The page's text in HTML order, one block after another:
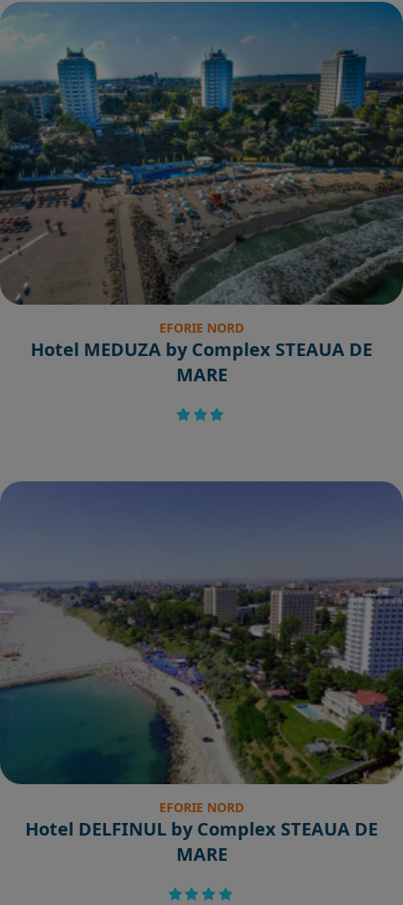
EFORIE NORD
Hotel MEDUZA by Complex STEAUA DE
MARE
EFORIE NORD
Hotel DELFINUL by Complex STEAUA DE
MARE